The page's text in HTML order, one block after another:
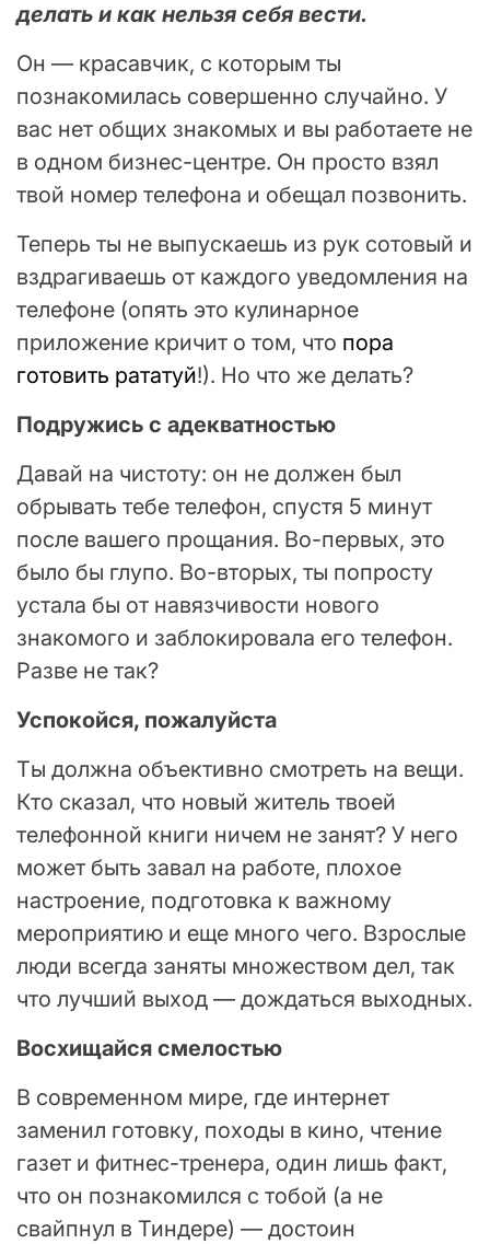
делать и как нельзя себя вести.
Он — красавчик, с которым ты
познакомилась совершенно случайно. У
вас нет общих знакомых и вы работаете не
в одном бизнес-центре. Он просто взял
твой номер телефона и обещал позвонить.
Теперь ты не выпускаешь из рук сотовый и
вздрагиваешь от каждого уведомления на
телефоне (опять это кулинарное
приложение кричит о том, что пора
готовить рататуй!). Но что же делать?
Подружись с адекватностью
Давай на чистоту: он не должен был
обрывать тебе телефон, спустя 5 минут
после вашего прощания. Во-первых, это
было бы глупо. Во-вторых, ты попросту
устала бы от навязчивости нового
знакомого и заблокировала его телефон.
Разве не так?
Успокойся, пожалуйста
Ты должна объективно смотреть на вещи.
Кто сказал, что новый житель твоей
телефонной книги ничем не занят? У него
может быть завал на работе, плохое
настроение, подготовка к важному
мероприятию и еще много чего. Взрослые
люди всегда заняты множеством дел, так
что лучший выход — дождаться выходных.
Восхищайся смелостью
В современном мире, где интернет
заменил готовку, походы в кино, чтение
газет и фитнес-тренера, один лишь факт,
что он познакомился с тобой (а не
свайпнул в Тиндере) — достоин